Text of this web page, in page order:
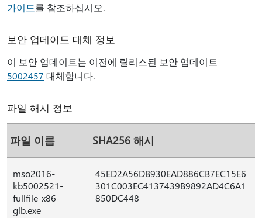
가이드를 참조하십시오.
보안 업데이트 대체 정보
이 보안 업데이트는 이전에 릴리스된 보안 업데이트
5002457 대체합니다.
파일 해시 정보
파일 이름 SHA256 해시
mso2016-
kb5002521-
fullfile-x86-
glb.exe
45ED2A56DB930EAD886CB7EC15E6
301C003EC4137439B9892AD4C6A1
850DC448